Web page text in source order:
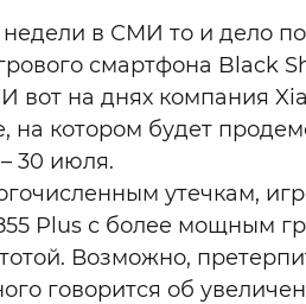
в СМИ то и дело
смартфона Black
вот на днях компания
на котором будет
30 июля.
утечкам,
Plus с более мощным
Возможно,
говорится об